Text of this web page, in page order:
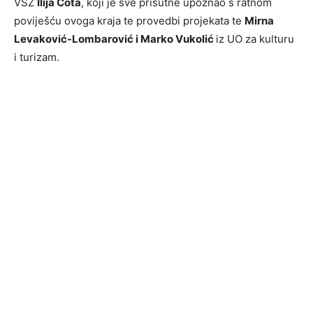
VSŽ Ilija Cota, koji je sve prisutne upoznao s ratnom
poviješću ovoga kraja te provedbi projekata te Mirna
Levaković-Lombarović i Marko Vukolić iz UO za kulturu
i turizam.